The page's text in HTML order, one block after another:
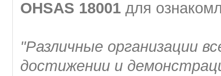
OHSAS 18001 для
"Различные организации
достижении и